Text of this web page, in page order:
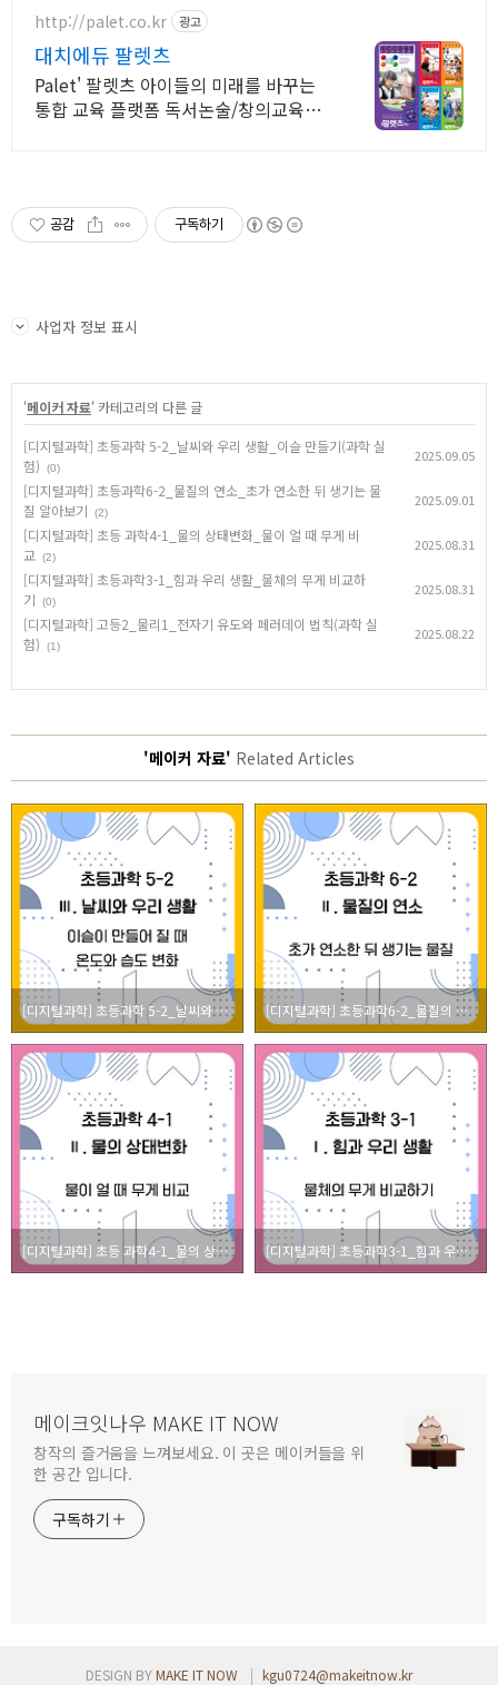
http://palet.co.kr 광고
대치에듀 팔렛츠
Palet' 팔렛츠 아이들의 미래를 바꾸는
통합 교육 플랫폼 독서논술/창의교육
공감 구독하기
사업자 정보 표시
'메이커 자료' 카테고리의 다른 글
[디지털과학] 초등과학 5-2_날씨와 우리 생활_이슬 만들기(과학 실
험)
(0)
2025.09.05
[디지털과학] 초등과학6-2_물질의 연소_초가 연소한 뒤 생기는 물
질 알아보기
(2)
2025.09.01
[디지털과학] 초등 과학4-1_물의 상태변화_물이 얼 때 무게 비
교 (2)
2025.08.31
[디지털과학] 초등과학3-1_힘과 우리 생활_물체의 무게 비교하
기
(0)
2025.08.31
[디지털과학] 고등2_물리1_전자기 유도와 페러데이 법칙(과학 실
험)
(1)
2025.08.22
'메이커 자료' Related Articles
[디지털과학] 초등과학 5-2_날씨와 우리 생활_이슬 만들기(과학 실험) [디지털과학] 초등과학6-2_물질의 연소_초가 연소한 뒤 생기는 물질 알아보기
[디지털과학] 초등 과학4-1_물의 상태변화_물이 얼 때 무게 비교 [디지털과학] 초등과학3-1_힘과 우리 생활_물체의 무게 비교하기
메이크잇나우 MAKE IT NOW
창작의 즐거움을 느껴보세요. 이 곳은 메이커들을 위
한 공간 입니다.
구독하기
DESIGN BYMAKE IT NOW kgu0724@makeitnow.kr